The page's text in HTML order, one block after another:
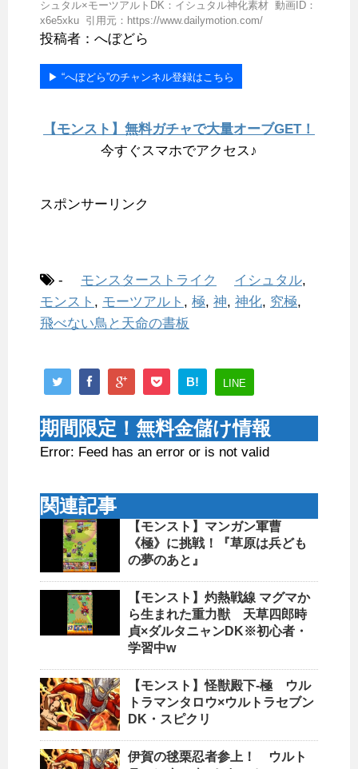
シュタル×モーツアルトDK：イシュタル神化素材 動画ID：
x6e5xku 引用元：https://www.dailymotion.com/
投稿者：へぼどら
▶︎ “へぼどら”のチャンネル登録はこちら
【モンスト】無料ガチャで大量オーブGET！
今すぐスマホでアクセス♪
スポンサーリンク
- モンスターストライク イシュタル,
モンスト , モーツアルト , 極, 神, 神化, 究極,
飛べない鳥と天命の書板
B! LINE
期間限定！無料金儲け情報
Error: Feed has an error or is not valid
関連記事
【モンスト】マンガン軍曹
《極》に挑戦！『草原は兵ども
の夢のあと』
【モンスト】灼熱戦線 マグマか
ら生まれた重力獣 天草四郎時
貞×ダルタニャンDK※初心者・
学習中w
【モンスト】怪獣殿下-極 ウル
トラマンタロウ×ウルトラセブン
DK・スピクリ
伊賀の毬栗忍者参上！ ウルト